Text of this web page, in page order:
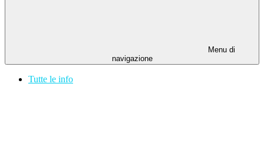
Menu di
navigazione
Tutte le info